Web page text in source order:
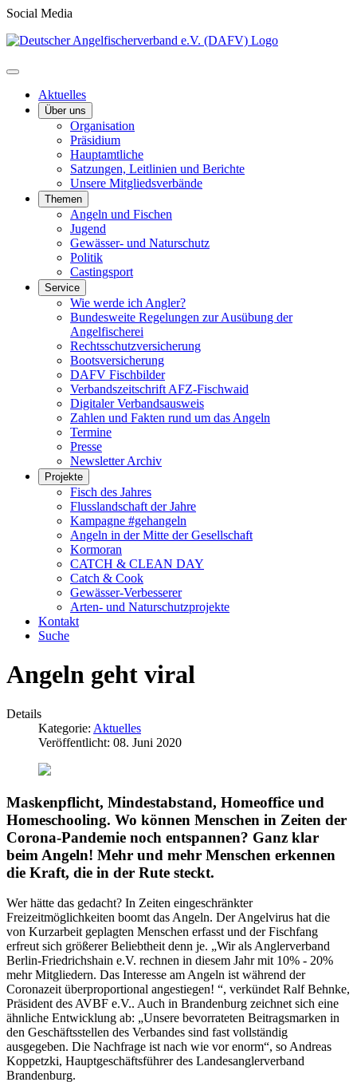
Social Media
Aktuelles
Über uns
Organisation
Präsidium
Hauptamtliche
Satzungen, Leitlinien und Berichte
Unsere Mitgliedsverbände
Themen
Angeln und Fischen
Jugend
Gewässer- und Naturschutz
Politik
Castingsport
Service
Wie werde ich Angler?
Bundesweite Regelungen zur Ausübung der
Angelfischerei
Rechtsschutzversicherung
Bootsversicherung
DAFV Fischbilder
Verbandszeitschrift AFZ-Fischwaid
Digitaler Verbandsausweis
Zahlen und Fakten rund um das Angeln
Termine
Presse
Newsletter Archiv
Projekte
Fisch des Jahres
Flusslandschaft der Jahre
Kampagne #gehangeln
Angeln in der Mitte der Gesellschaft
Kormoran
CATCH & CLEAN DAY
Catch & Cook
Gewässer-Verbesserer
Arten- und Naturschutzprojekte
Kontakt
Suche
Angeln geht viral
Details
Kategorie: Aktuelles
Veröffentlicht: 08. Juni 2020
Maskenpflicht, Mindestabstand, Homeoffice und
Homeschooling. Wo können Menschen in Zeiten der
Corona-Pandemie noch entspannen? Ganz klar
beim Angeln! Mehr und mehr Menschen erkennen
die Kraft, die in der Rute steckt.
Wer hätte das gedacht? In Zeiten eingeschränkter
Freizeitmöglichkeiten boomt das Angeln. Der Angelvirus hat die
von Kurzarbeit geplagten Menschen erfasst und der Fischfang
erfreut sich größerer Beliebtheit denn je. „Wir als Anglerverband
Berlin-Friedrichshain e.V. rechnen in diesem Jahr mit 10% - 20%
mehr Mitgliedern. Das Interesse am Angeln ist während der
Coronazeit überproportional angestiegen! “, verkündet Ralf Behnke,
Präsident des AVBF e.V.. Auch in Brandenburg zeichnet sich eine
ähnliche Entwicklung ab: „Unsere bevorrateten Beitragsmarken in
den Geschäftsstellen des Verbandes sind fast vollständig
ausgegeben. Die Nachfrage ist nach wie vor enorm“, so Andreas
Koppetzki, Hauptgeschäftsführer des Landesanglerverband
Brandenburg.